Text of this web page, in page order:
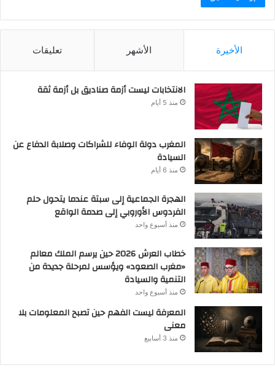
الأخيرة الأشهر تعليقات
الانتخابات ليست أزمة صناديق بل أزمة ثقة
منذ 5 أيام
المغرب دولة الوفاء للشراكات وصلابة الدفاع عن
السيادة
منذ 6 أيام
الهجرة الجماعية إلى سبتة عندما يتحول حلم
الفردوس الأوروبي إلى صدمة الواقع
منذ أسبوع واحد
خطاب العرش 2026 حين يرسم الملك معالم
«مغرب الصعود» ويؤسس لمرحلة جديدة من
التنمية والسيادة
منذ أسبوع واحد
المعرفة ليست الفهم حين تصبح المعلومات بلا
معنى
منذ 3 أسابيع